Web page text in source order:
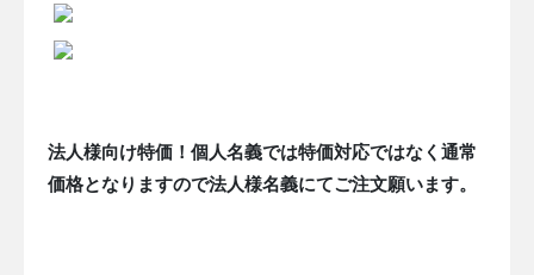
法人様向け特価！個人名義では特価対応ではなく通常
価格となりますので法人様名義にてご注文願います。